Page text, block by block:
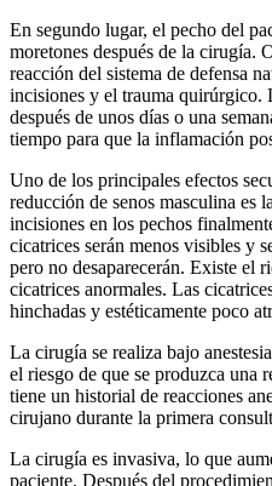
En segundo lugar, el pecho del
moretones después de la cirugía.
reacción del sistema de defensa
incisiones y el trauma quirúrgico.
después de unos días o una
tiempo para que la inflamación
Uno de los principales efectos
reducción de senos masculina es
incisiones en los pechos
cicatrices serán menos visibles y
pero no desaparecerán. Existe el
cicatrices anormales. Las
hinchadas y estéticamente poco
La cirugía se realiza bajo
el riesgo de que se produzca una
tiene un historial de reacciones
cirujano durante la primera
La cirugía es invasiva, lo que
paciente. Después del